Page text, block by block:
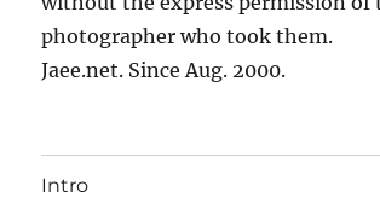
photographer who took them.
Jaee.net. Since Aug. 2000.
Intro